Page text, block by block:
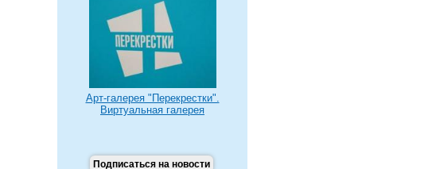
Арт-галерея "Перекрестки".
Виртуальная галерея
Подписаться на новости